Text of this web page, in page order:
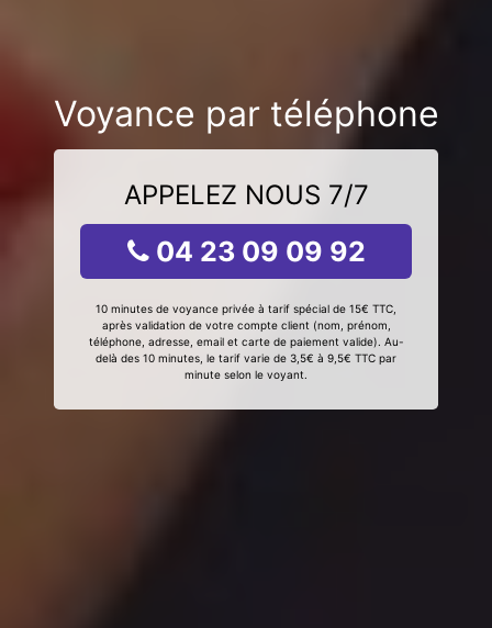
Voyance par téléphone
APPELEZ NOUS 7/7
04 23 09 09 92
10 minutes de voyance privée à tarif spécial de 15€ TTC,
après validation de votre compte client (nom, prénom,
téléphone, adresse, email et carte de paiement valide). Au-
delà des 10 minutes, le tarif varie de 3,5€ à 9,5€ TTC par
minute selon le voyant.